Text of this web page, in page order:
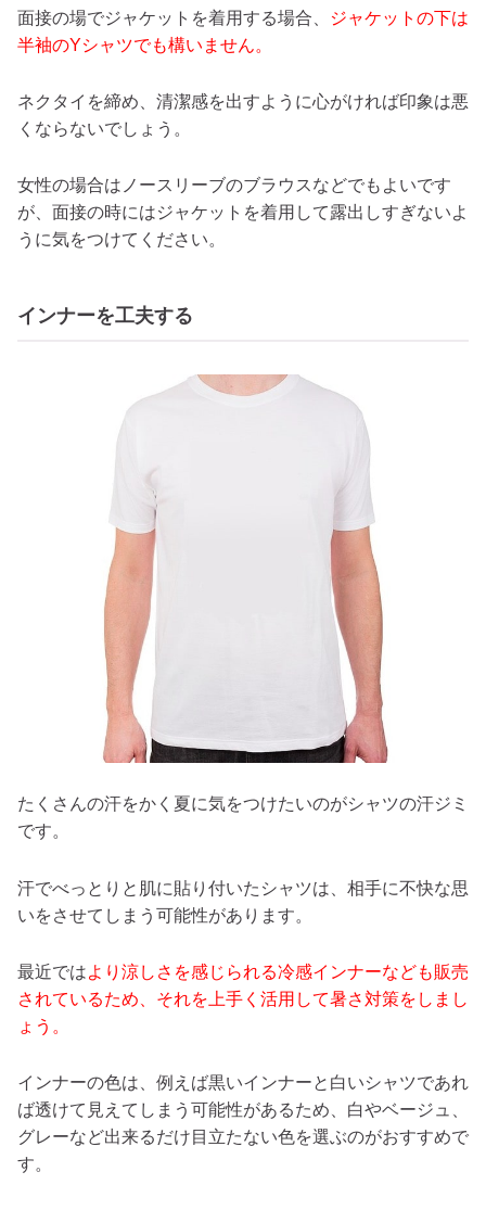
面接の場でジャケットを着用する場合、
ジャケットの下は
半袖のYシャツでも構いません。
ネクタイを締め、清潔感を出すように心がければ印象は悪
くならないでしょう。
女性の場合はノースリーブのブラウスなどでもよいです
が、面接の時にはジャケットを着用して露出しすぎないよ
うに気をつけてください。
インナーを工夫する
たくさんの汗をかく夏に気をつけたいのがシャツの汗ジミ
です。
汗でべっとりと肌に貼り付いたシャツは、相手に不快な思
いをさせてしまう可能性があります。
最近ではより涼しさを感じられる冷感インナーなども販売
されているため、それを上手く活用して暑さ対策をしまし
ょう。
インナーの色は、例えば黒いインナーと白いシャツであれ
ば透けて見えてしまう可能性があるため、白やベージュ、
グレーなど出来るだけ目立たない色を選ぶのがおすすめで
す。